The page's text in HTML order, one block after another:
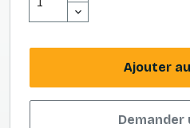
Ajouter
Demander